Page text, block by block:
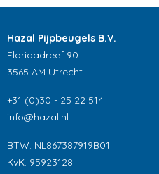
Hazal Pijpbeugels B.V.
Floridadreef 90
3565 AM Utrecht
+31 (0)30 - 25 22 514
info@hazal.nl
BTW: NL867387919B01
KvK: 95923128